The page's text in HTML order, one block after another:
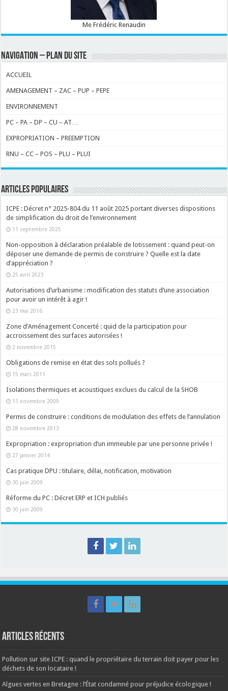
Me Frédéric Renaudin
NAVIGATION – PLAN DU SITE
ACCUEIL
AMENAGEMENT – ZAC – PUP – PEPE
ENVIRONNEMENT
PC – PA – DP – CU – AT…
EXPROPRIATION – PREEMPTION
RNU – CC – POS – PLU – PLUI
ARTICLES POPULAIRES
ICPE : Décret n° 2025-804 du 11 août 2025 portant diverses dispositions
de simplification du droit de l’environnement
11 septembre 2025
Non-opposition à déclaration préalable de lotissement : quand peut-on
déposer une demande de permis de construire ? Quelle est la date
d’appréciation ?
25 avril 2023
Autorisations d’urbanisme : modification des statuts d’une association
pour avoir un intérêt à agir !
23 mai 2016
Zone d’Aménagement Concerté : quid de la participation pour
accroissement des surfaces autorisées !
2 novembre 2015
Obligations de remise en état des sols pollués ?
15 mars 2011
Isolations thermiques et acoustiques exclues du calcul de la SHOB
11 novembre 2009
Permis de construire : conditions de modulation des effets de l’annulation
28 novembre 2013
Expropriation : expropriation d’un immeuble par une personne privée !
27 janvier 2014
Cas pratique DPU : titulaire, délai, notification, motivation
30 juin 2009
Réforme du PC : Décret ERP et ICH publiés
30 juin 2009
Articles récents
Pollution sur site ICPE : quand le propriétaire du terrain doit payer pour les
déchets de son locataire !
Algues vertes en Bretagne : l’État condamné pour préjudice écologique !